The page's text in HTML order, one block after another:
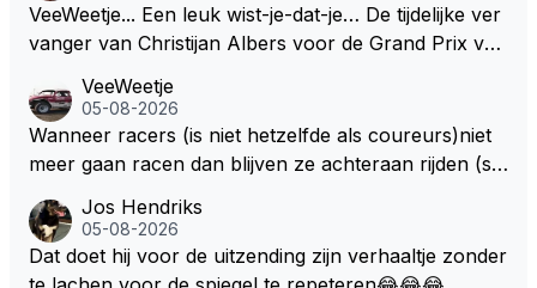
VeeWeetje... Een leuk wist-je-dat-je… De tijdelijke ver
vanger van Christijan Albers voor de Grand Prix van
rkus Winkelhock. Vanaf de race daarna werd het st
oeltje definitief overgenomen door Sakon Yamamot
o. Na 2 rondes gokte Markus Winkelhock goed (hij k
Dat was ook de enige keer dat een Spyker ooit aan
kop reed. Toen de rest van het veld ook regenband
en had, werd hij helaas aan alle kanten door iederee
VeeWeetje
05-08-2026
Wanneer racers (is niet hetzelfde als coureurs)niet
meer gaan racen dan blijven ze achteraan rijden (so
analisten bij een vaag omroepbedrijf.
Jos Hendriks
05-08-2026
Dat doet hij voor de uitzending zijn verhaaltje zonder